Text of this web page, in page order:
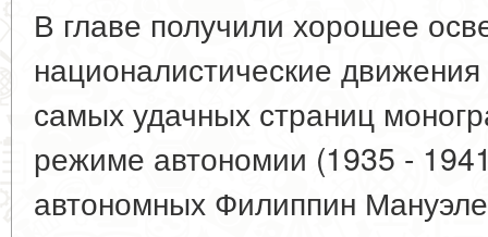
В главе получили хорошее
националистические
самых удачных страниц
режиме автономии (1935 -
автономных Филиппин